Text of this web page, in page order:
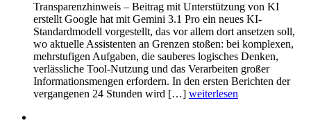
Transparenzhinweis – Beitrag mit Unterstützung von KI
erstellt Google hat mit Gemini 3.1 Pro ein neues KI-
Standardmodell vorgestellt, das vor allem dort ansetzen soll,
wo aktuelle Assistenten an Grenzen stoßen: bei komplexen,
mehrstufigen Aufgaben, die sauberes logisches Denken,
verlässliche Tool-Nutzung und das Verarbeiten großer
Informationsmengen erfordern. In den ersten Berichten der
vergangenen 24 Stunden wird […] weiterlesen